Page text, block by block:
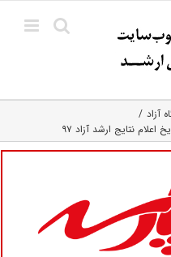
آزاد
نتایج ارشد آزاد ۹۷